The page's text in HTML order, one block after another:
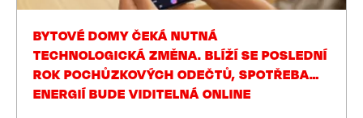
BYTOVÉ DOMY ČEKÁ NUTNÁ
TECHNOLOGICKÁ ZMĚNA. BLÍŽÍ SE POSLEDNÍ
ROK POCHŮZKOVÝCH ODEČTŮ, SPOTŘEBA
ENERGIÍ BUDE VIDITELNÁ ONLINE